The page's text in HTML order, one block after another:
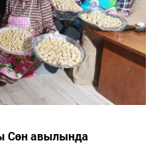
Сөн авылында